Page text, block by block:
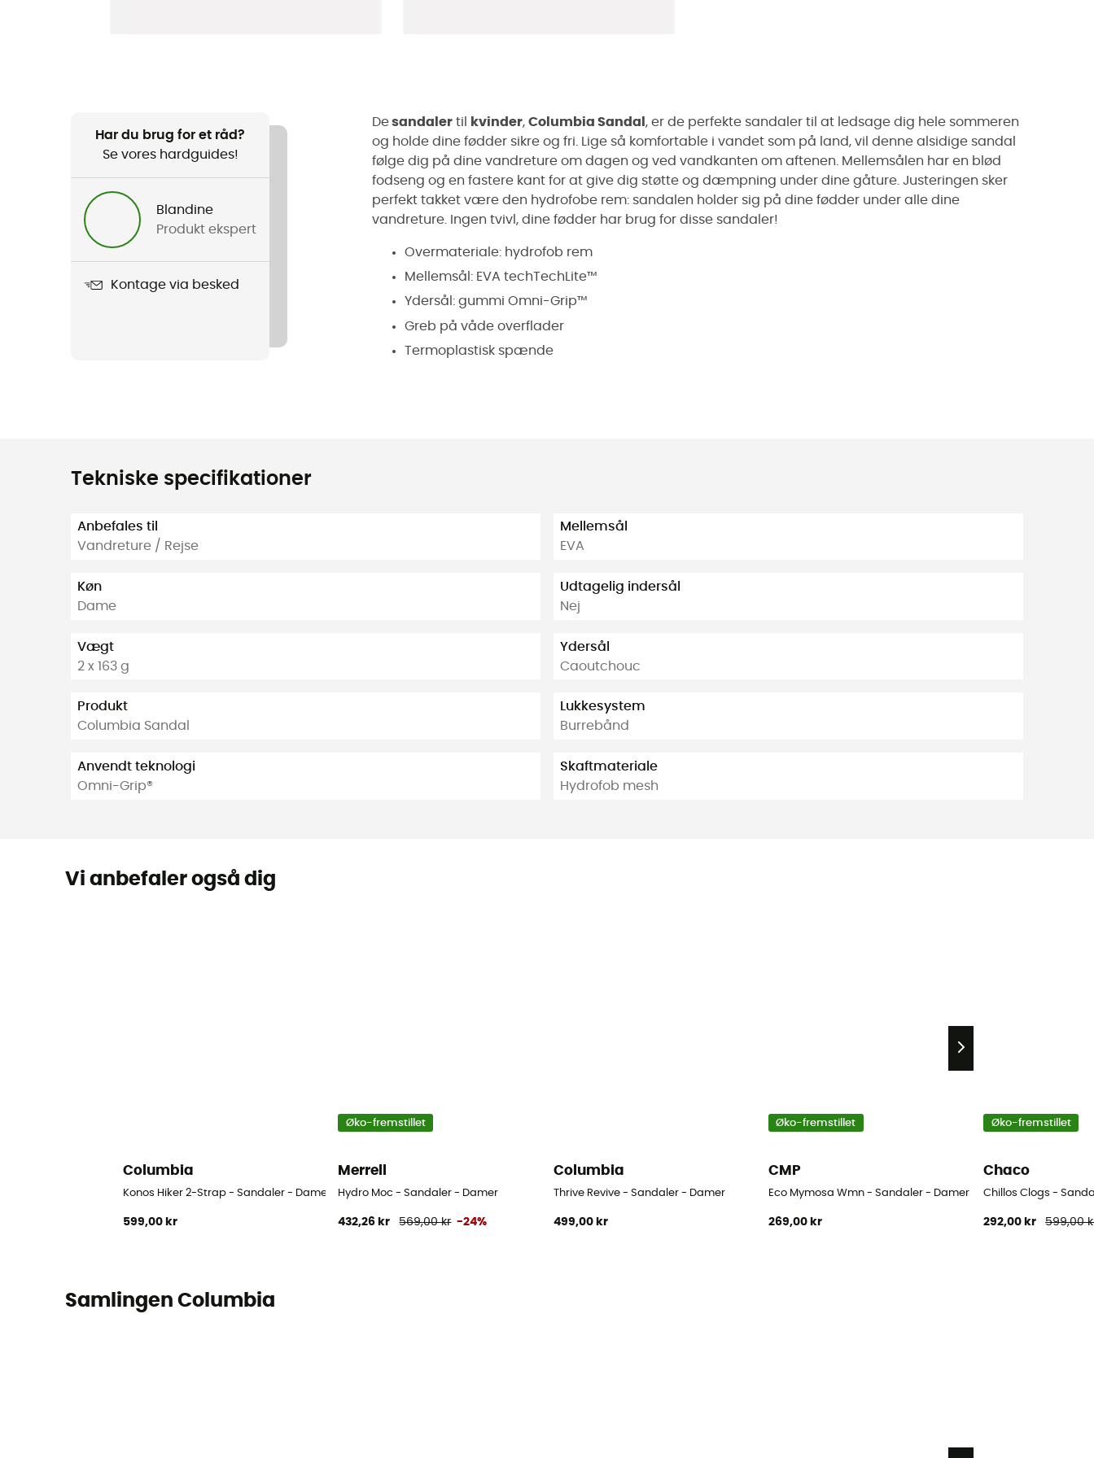
Har du brug for et råd?
Se vores hardguides!
Blandine
Produkt ekspert
Kontage via besked
Desandaler til kvinder, Columbia Sandal , er de perfekte sandaler til at ledsage dig hele sommeren
og holde dine fødder sikre og fri. Lige så komfortable i vandet som på land, vil denne alsidige sandal
følge dig på dine vandreture om dagen og ved vandkanten om aftenen. Mellemsålen har en blød
fodseng og en fastere kant for at give dig støtte og dæmpning under dine gåture. Justeringen sker
perfekt takket være den hydrofobe rem: sandalen holder sig på dine fødder under alle dine
vandreture. Ingen tvivl, dine fødder har brug for disse sandaler!
Overmateriale: hydrofob rem
Mellemsål: EVA techTechLite™
Ydersål: gummi Omni-Grip™
Greb på våde overflader
Termoplastisk spænde
Tekniske specifikationer
Anbefales til
Vandreture / Rejse
Køn
Dame
Vægt
2 x 163 g
Produkt
Columbia Sandal
Anvendt teknologi
Omni-Grip®
Mellemsål
EVA
Udtagelig indersål
Nej
Ydersål
Caoutchouc
Lukkesystem
Burrebånd
Skaftmateriale
Hydrofob mesh
Vi anbefaler også dig
Columbia
Konos Hiker 2-Strap - Sandaler - Damer
599,00 kr
Øko-fremstillet
Merrell
Hydro Moc - Sandaler - Damer
432,26 kr 569,00 kr -24%
Columbia
Thrive Revive - Sandaler - Damer
499,00 kr
Øko-fremstillet
CMP
Eco Mymosa Wmn - Sandaler - Damer
269,00 kr
Øko-fremstillet
Chaco
Chillos Clogs -
292,00 kr 599,00
Samlingen Columbia